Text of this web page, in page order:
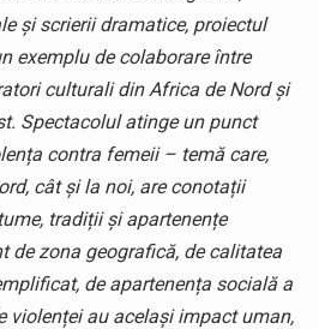
și scrierii dramatice, proiectul
exemplu de colaborare între
culturali din Africa de Nord și
Spectacolul atinge un punct
contra femeii – temă care,
cât și la noi, are conotații
tradiții și apartenențe
de zona geografică, de calitatea
de apartenența socială a
violenței au același impact uman,